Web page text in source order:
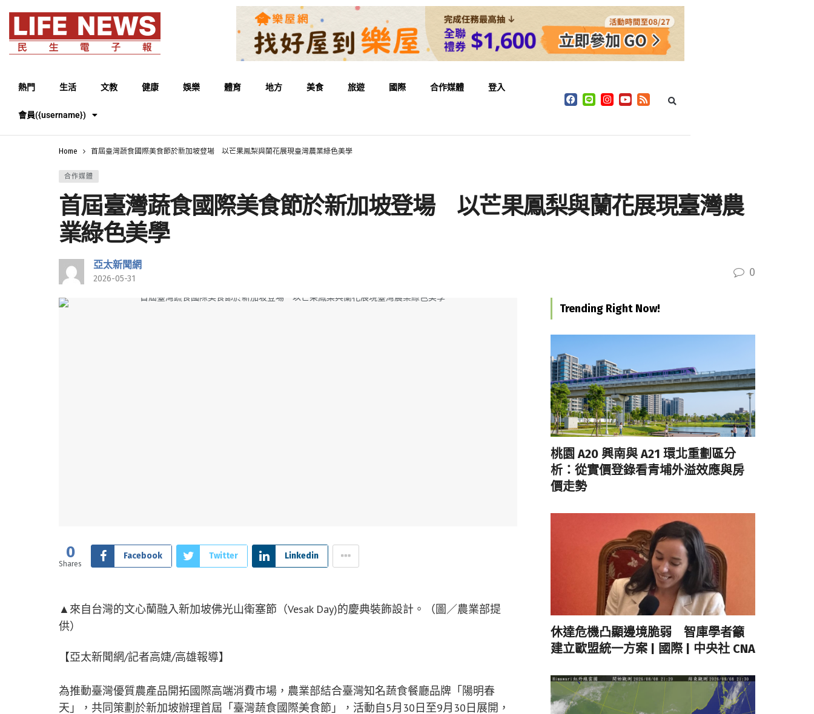
熱門 生活 文教 健康 娛樂 體育 地方 美食 旅遊 國際 合作媒體 登入
會員({username})
Home 首屆臺灣蔬食國際美食節於新加坡登場 以芒果鳳梨與蘭花展現臺灣農業綠色美學
合作媒體
首屆臺灣蔬食國際美食節於新加坡登場 以芒果鳳梨與蘭花展現臺灣農
業綠色美學
亞太新聞網
2026-05-31 0
0
Shares
Facebook Twitter Linkedin
▲來自台灣的文心蘭融入新加坡佛光山衛塞節（Vesak Day)的慶典裝飾設計。（圖／農業部提
供）
【亞太新聞網/記者高婕/高雄報導】
為推動臺灣優質農產品開拓國際高端消費市場，農業部結合臺灣知名蔬食餐廳品牌「陽明春
天」，共同策劃於新加坡辦理首屆「臺灣蔬食國際美食節」，活動自5月30日至9月30日展開，
Trending Right Now!
桃園 A20 興南與 A21 環北重劃區分
析：從實價登錄看青埔外溢效應與房
價走勢
休達危機凸顯邊境脆弱 智庫學者籲
建立歐盟統一方案 | 國際 | 中央社 CNA